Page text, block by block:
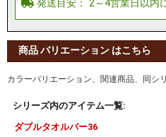
商品 バリエーション はこちら
カラーバリエーション、関連商品、同シ
シリーズ内のアイテム一覧:
ダブルタオルバー36